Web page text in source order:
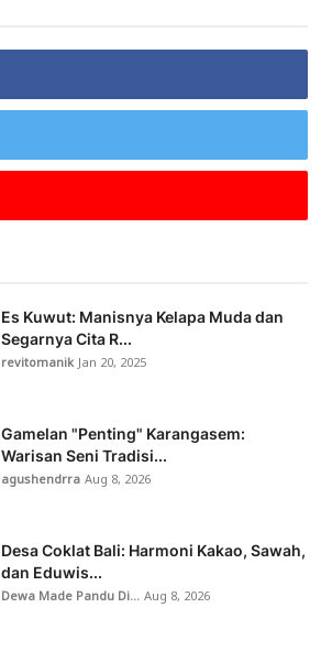
Es Kuwut: Manisnya Kelapa Muda dan
Segarnya Cita R...
revitomanikJan 20, 2025
Gamelan "Penting" Karangasem:
Warisan Seni Tradisi...
agushendrraAug 8, 2026
Desa Coklat Bali: Harmoni Kakao, Sawah,
dan Eduwis...
Dewa Made Pandu Di...Aug 8, 2026